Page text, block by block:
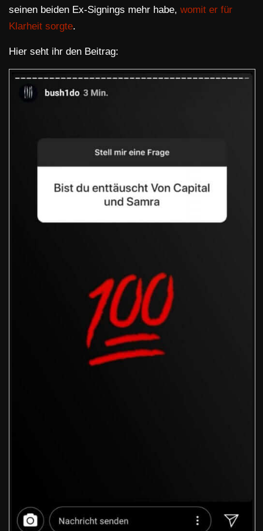
seinen beiden Ex-Signings mehr habe, womit er für
Klarheit sorgte.
Hier seht ihr den Beitrag: